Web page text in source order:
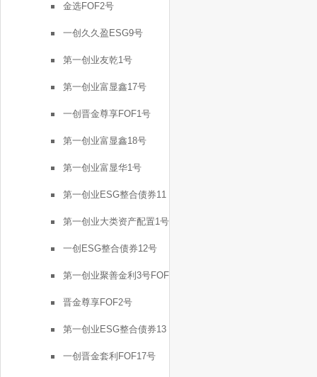
金选FOF2号
一创久久盈ESG9号
第一创业友乾1号
第一创业富显鑫17号
一创晋金尊享FOF1号
第一创业富显鑫18号
第一创业富显华1号
第一创业ESG整合债券11
号
第一创业大类资产配置1号
一创ESG整合债券12号
第一创业聚善金利3号FOF
晋金尊享FOF2号
第一创业ESG整合债券13
号
一创晋金套利FOF17号